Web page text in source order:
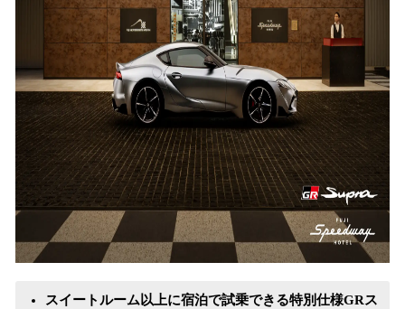
スイートルーム以上に宿泊で試乗できる特別仕様GRス